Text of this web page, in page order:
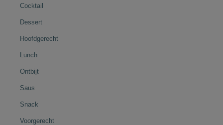
Cocktail
Dessert
Hoofdgerecht
Lunch
Ontbijt
Saus
Snack
Voorgerecht